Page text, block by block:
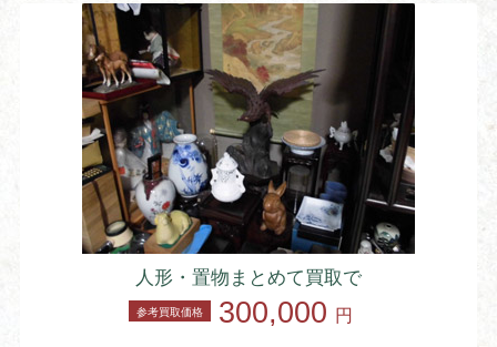
人形・置物まとめて買取で
参考買取価格 300,000 円